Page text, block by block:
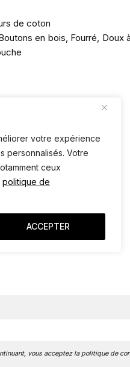
votre expérience
personnalisés. Votre
ceux
politique de
ACCEPTER
de coton
en bois, Fourré, Doux à
vous acceptez la politique de